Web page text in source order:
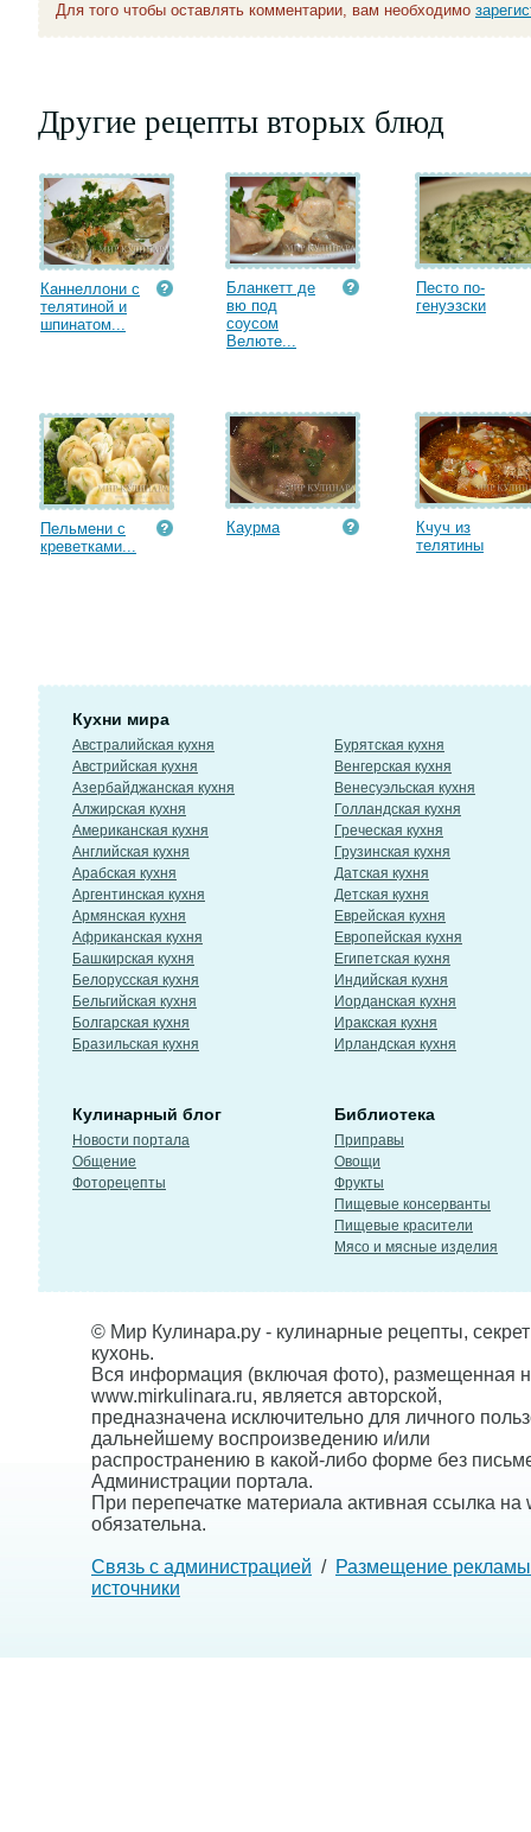
Для того чтобы оставлять комментарии, вам необходимо
Другие рецепты вторых блюд
Каннеллони с
телятиной и
шпинатом...
Бланкетт де
вю под
соусом
Велюте...
Песто по-
генуэзски
Пельмени с
креветками...
Каурма
Кчуч из
телятины
Кухни мира
Австралийская кухня
Австрийская кухня
Азербайджанская кухня
Алжирская кухня
Американская кухня
Английская кухня
Арабская кухня
Аргентинская кухня
Армянская кухня
Африканская кухня
Башкирская кухня
Белорусская кухня
Бельгийская кухня
Болгарская кухня
Бразильская кухня
Бурятская кухня
Венгерская кухня
Венесуэльская кухня
Голландская кухня
Греческая кухня
Грузинская кухня
Датская кухня
Детская кухня
Еврейская кухня
Европейская кухня
Египетская кухня
Индийская кухня
Иорданская кухня
Иракская кухня
Ирландская кухня
Кулинарный блог
Новости портала
Общение
Фоторецепты
Библиотека
Приправы
Овощи
Фрукты
Пищевые консерванты
Пищевые красители
Мясо и мясные изделия
© Мир Кулинара.ру - кулинарные рецепты,
кухонь.
Вся информация (включая фото), размещенная
www.mirkulinara.ru, является авторской,
предназначена исключительно для личного
дальнейшему воспроизведению и/или
распространению в какой-либо форме без
Администрации портала.
При перепечатке материала активная ссылка на
обязательна.
Связь с администрацией / Размещение рекламы
источники